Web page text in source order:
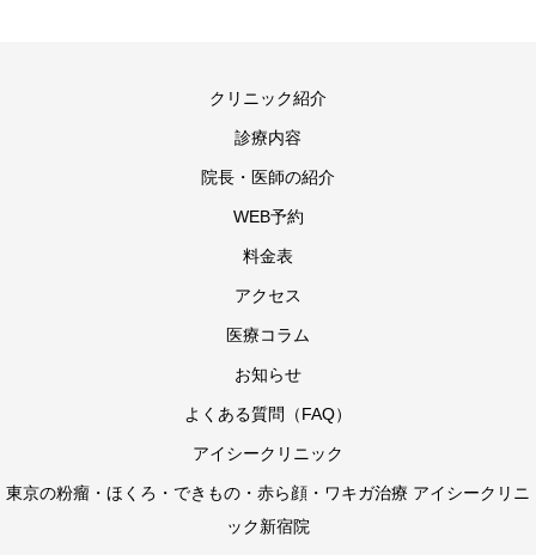
クリニック紹介
診療内容
院長・医師の紹介
WEB予約
料金表
アクセス
医療コラム
お知らせ
よくある質問（FAQ）
アイシークリニック
東京の粉瘤・ほくろ・できもの・赤ら顔・ワキガ治療 アイシークリニ
ック新宿院